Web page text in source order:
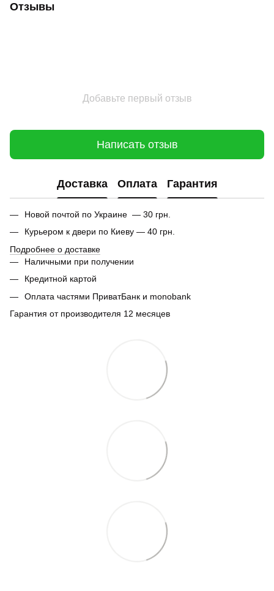
Отзывы
Добавьте первый отзыв
Написать отзыв
Доставка Оплата Гарантия
Новой почтой по Украине — 30 грн.
Курьером к двери по Киеву — 40 грн.
Подробнее о доставке
Наличными при получении
Кредитной картой
Оплата частями ПриватБанк и monobank
Гарантия от производителя 12 месяцев